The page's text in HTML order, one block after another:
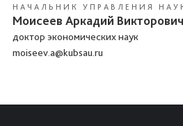
НАЧАЛЬНИК УПРАВЛЕНИЯ
Моисеев Аркадий Викторович
доктор экономических наук
moiseev.a@kubsau.ru